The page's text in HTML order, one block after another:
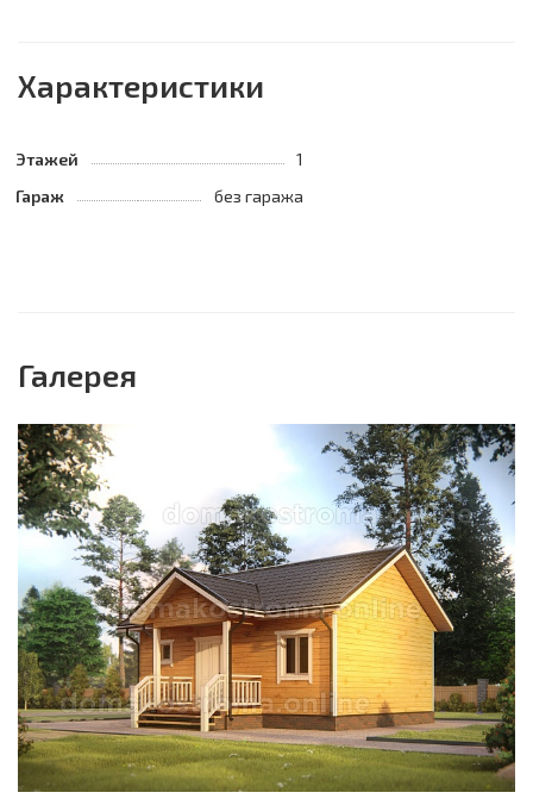
Характеристики
Этажей
1
Гараж
без гаража
Галерея